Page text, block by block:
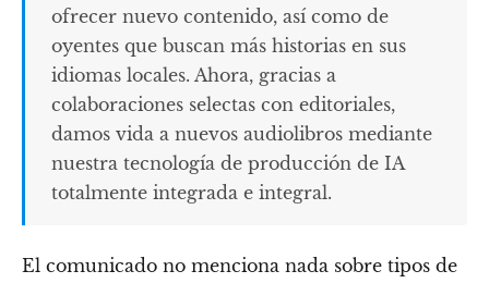
ofrecer nuevo contenido, así como de
oyentes que buscan más historias en sus
idiomas locales. Ahora, gracias a
colaboraciones selectas con editoriales,
damos vida a nuevos audiolibros mediante
nuestra tecnología de producción de IA
totalmente integrada e integral.
El comunicado no menciona nada sobre tipos de